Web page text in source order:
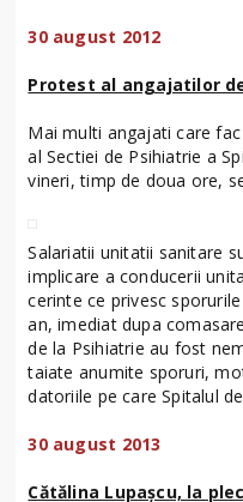
30 august 2012
Protest al angajatilor
Mai multi angajati care
al Sectiei de Psihiatrie a
vineri, timp de doua ore,
Salariatii unitatii sanitare
implicare a conducerii
cerinte ce privesc
an, imediat dupa
de la Psihiatrie au fost
taiate anumite sporuri,
datoriile pe care Spitalul
30 august 2013
Cătălina Lupaşcu, la